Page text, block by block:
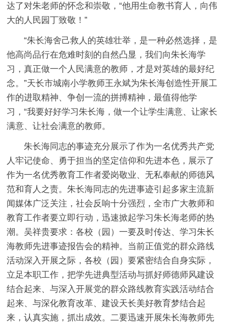
达了对朱老师的怀念和崇敬，“他用生命教书育人，向伟
大的人民园丁致敬！”
“朱长海舍己救人的英雄壮举，是一种必然选择，是
他高尚品行在危难时刻的自然凸显，我们向朱长海学
习，真正做一个人民满意的教师，才是对英雄的最好纪
念。”天长市城南小学教师王永斌为朱长海创造性开展工
作的进取精神、争创一流的拼搏精神，最值得他学
习，“我要好好学习朱长海，做一个让学生满意、让家长
满意、让社会满意的教师。
朱长海同志的事迹充分展示了作为一名优秀共产党
人牢记使命、勇于担当的坚定信仰和先进本色，展示了
作为一名优秀教育工作者爱岗敬业、无私奉献的师德风
范和育人之责。朱长海同志的先进事迹引起多家主流新
闻媒体广泛关注，社会反响十分强烈，全市广大教师和
教育工作者要立即行动，迅速掀起学习朱长海老师的热
潮。吴祥贵要求：各校（园）一要及时传达、学习朱长
海教师先进事迹报告会的精神。当前正值党的群众路线
活动深入开展之际，各校（园）要紧密结合自身实际，
立足本职工作，把学先进典型活动与抓好师德师风建设
结合起来、与深入开展党的群众路线教育实践活动结合
起来、与深化教育改革、建设天长美好教育梦结合起
来，认真实施，抓出成效。二要迅速开展朱长海教师先